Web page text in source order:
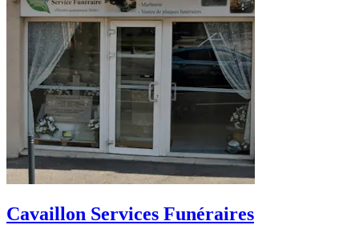
Cavaillon Services Funéraires